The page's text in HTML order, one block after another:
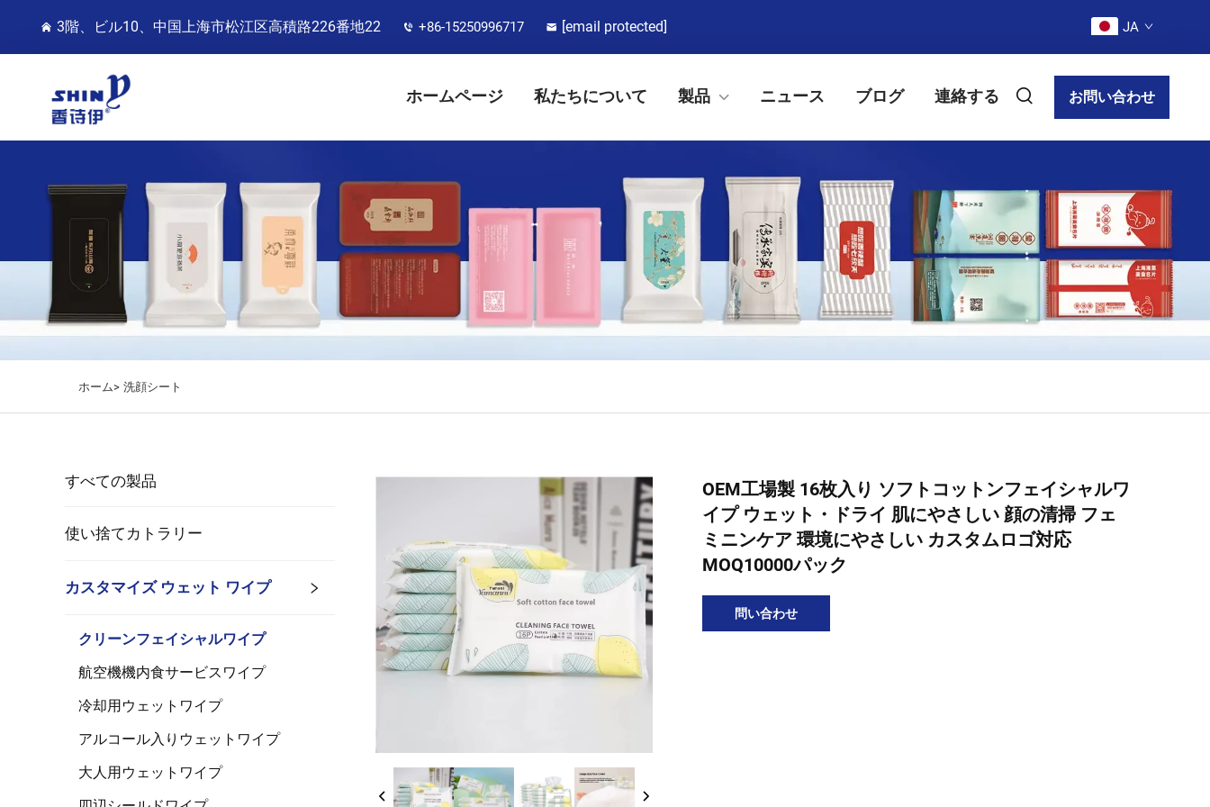
3階、ビル10、中国上海市松江区高積路226番地22 +86-15250996717 [email protected] JA
ホームページ 私たちについて 製品 ニュース ブログ 連絡する お問い合わせ
ホーム> 洗顔シート
すべての製品
使い捨てカトラリー
カスタマイズ ウェット ワイプ
クリーンフェイシャルワイプ
航空機機内食サービスワイプ
冷却用ウェットワイプ
アルコール入りウェットワイプ
大人用ウェットワイプ
OEM工場製 16枚入り ソフトコットンフェイシャルワ
イプ ウェット・ドライ 肌にやさしい 顔の清掃 フェ
ミニンケア 環境にやさしい カスタムロゴ対応
MOQ10000パック
問い合わせ